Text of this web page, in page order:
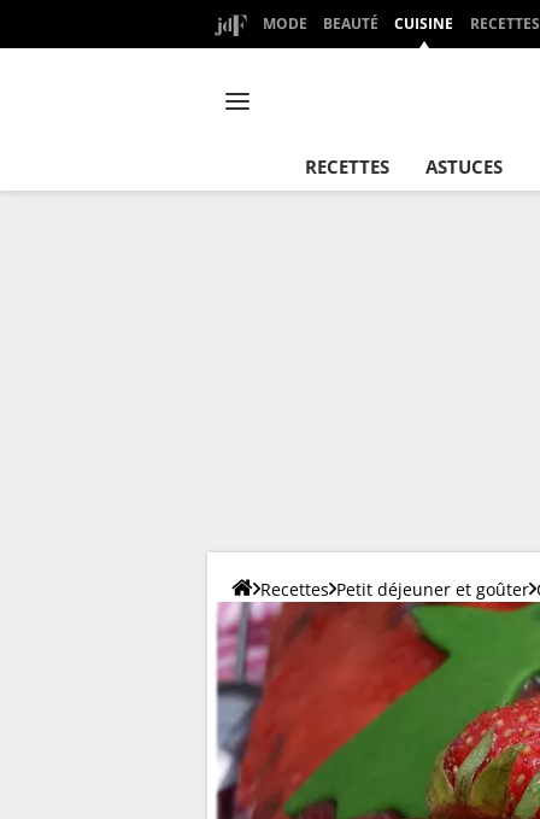
MODE BEAUTÉ CUISINE RECETTES
RECETTES ASTUCES
Recettes Petit déjeuner et goûter